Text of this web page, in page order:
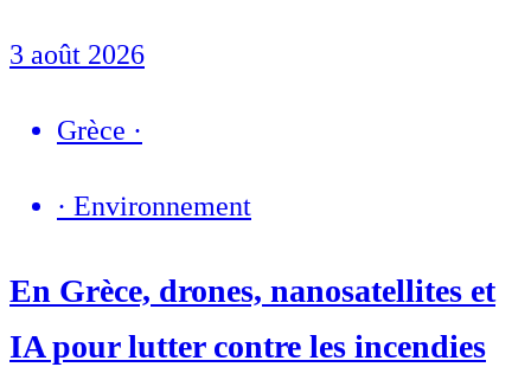
3 août 2026
Grèce ·
· Environnement
En Grèce, drones, nanosatellites et
IA pour lutter contre les incendies